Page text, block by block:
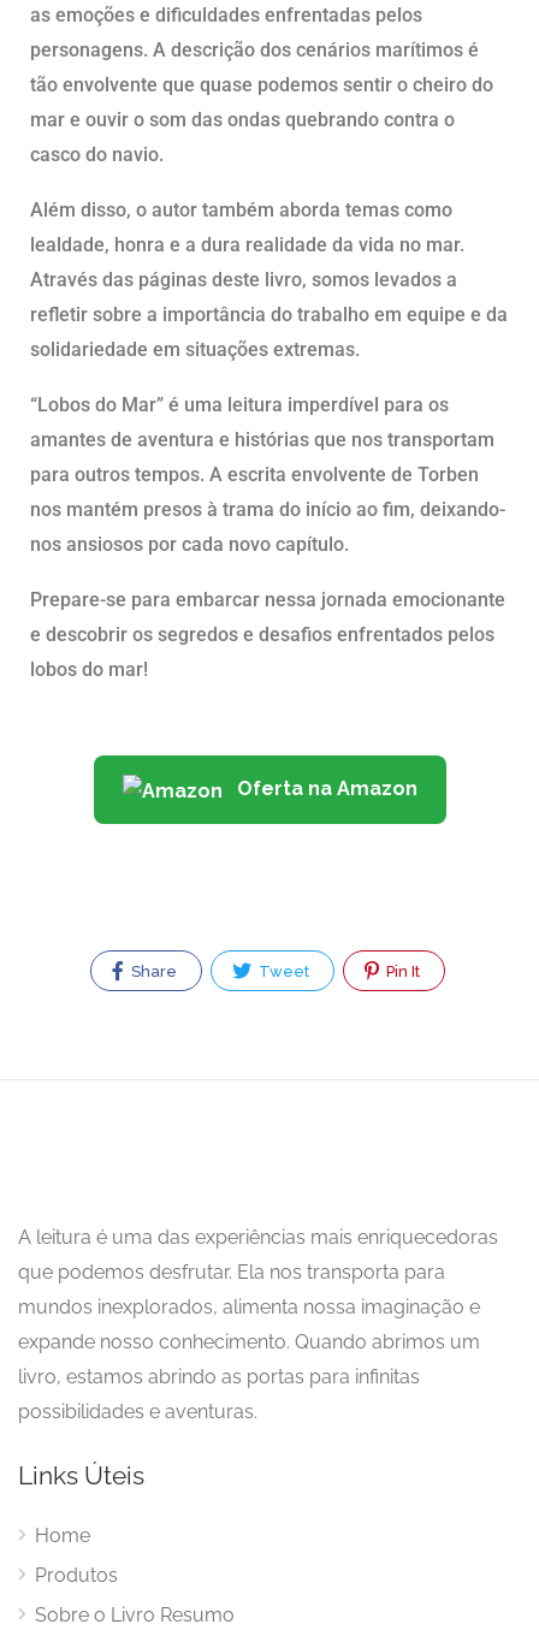
as emoções e dificuldades enfrentadas pelos
personagens. A descrição dos cenários marítimos é
tão envolvente que quase podemos sentir o cheiro do
mar e ouvir o som das ondas quebrando contra o
casco do navio.
Além disso, o autor também aborda temas como
lealdade, honra e a dura realidade da vida no mar.
Através das páginas deste livro, somos levados a
refletir sobre a importância do trabalho em equipe e da
solidariedade em situações extremas.
“Lobos do Mar” é uma leitura imperdível para os
amantes de aventura e histórias que nos transportam
para outros tempos. A escrita envolvente de Torben
nos mantém presos à trama do início ao fim, deixando-
nos ansiosos por cada novo capítulo.
Prepare-se para embarcar nessa jornada emocionante
e descobrir os segredos e desafios enfrentados pelos
lobos do mar!
Oferta na Amazon
Share Tweet Pin It
A leitura é uma das experiências mais enriquecedoras
que podemos desfrutar. Ela nos transporta para
mundos inexplorados, alimenta nossa imaginação e
expande nosso conhecimento. Quando abrimos um
livro, estamos abrindo as portas para infinitas
possibilidades e aventuras.
Links Úteis
Home
Produtos
Sobre o Livro Resumo